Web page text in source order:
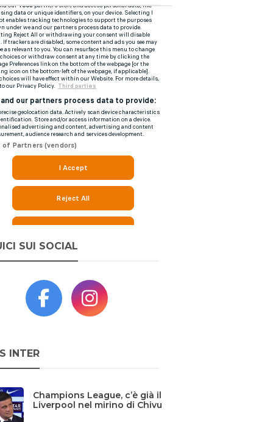
SUI SOCIAL
INTER
Champions League, c’è già il
Liverpool nel mirino di Chivu